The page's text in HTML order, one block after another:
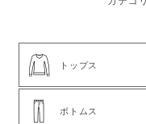
トップス
ボトムス